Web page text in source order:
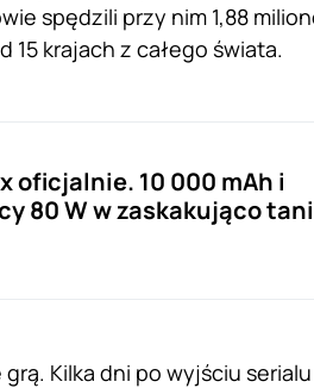
spędzili przy nim 1,88
krajach z całego świata.
oficjalnie. 10 000 mAh i
80 W w zaskakująco
Kilka dni po wyjściu